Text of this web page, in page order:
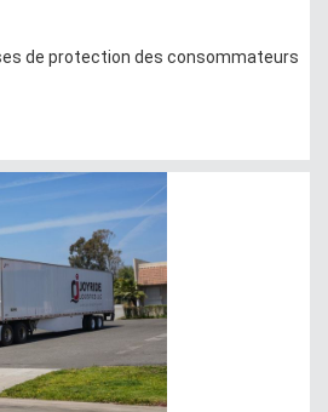
de protection des consommateurs